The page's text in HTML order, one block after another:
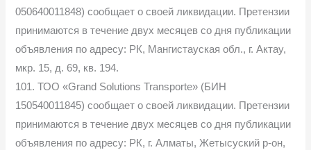
050640011848) сообщает о своей ликвидации. Претензии
принимаются в течение двух месяцев со дня публикации
объявления по адресу: РК, Мангистауская обл., г. Актау,
мкр. 15, д. 69, кв. 194.
101. ТОО «Grand Solutions Transporte» (БИН
150540011845) сообщает о своей ликвидации. Претензии
принимаются в течение двух месяцев со дня публикации
объявления по адресу: РК, г. Алматы, Жетысуский р-он,